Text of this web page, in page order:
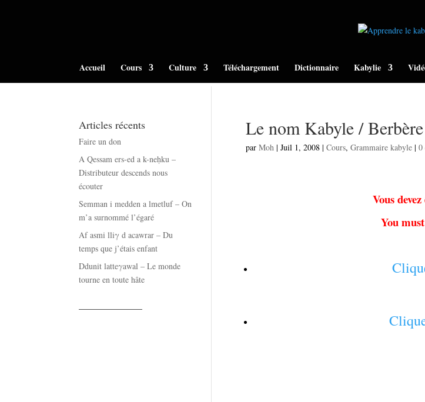
Accueil Cours Culture Téléchargement Dictionnaire Kabylie
Le nom Kabyle / Berbère
par Moh| Juil 1, 2008| Cours, Grammaire kabyle| 0
Vous
You
Articles récents
Faire un don
A Qessam ers-ed a k-neḥku –
Distributeur descends nous
écouter
Semman i medden a lmetluf – On
m’a surnommé l’égaré
Af asmi lliγ d acawrar – Du
temps que j’étais enfant
Ddunit latteγawal – Le monde
tourne en toute hâte
——————